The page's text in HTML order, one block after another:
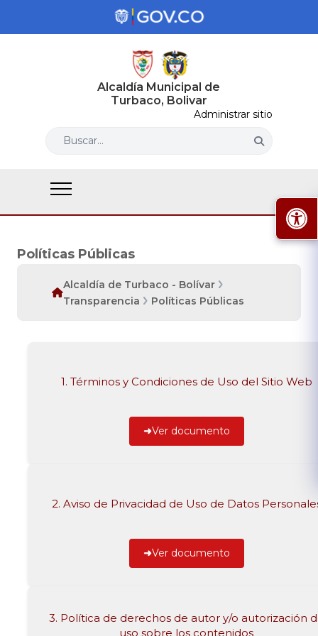
Alcaldía Municipal de
Turbaco, Bolivar
Administrar sitio
Buscar...
Políticas Públicas
Alcaldía de Turbaco - Bolívar
Transparencia
Políticas Públicas
1. Términos y Condiciones de Uso del Sitio Web
Ver documento
2. Aviso de Privacidad de Uso de Datos
Ver documento
3. Política de derechos de autor y/o autorización
uso sobre los contenidos